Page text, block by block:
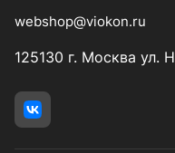
webshop@viokon.ru
125130 г. Москва ул.